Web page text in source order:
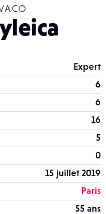
Expert
6
6
16
5
0
15 juillet 2019
Paris
55 ans